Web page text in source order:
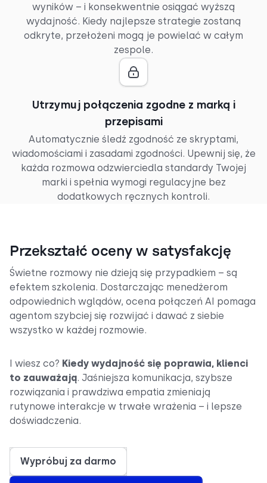
wyników – i konsekwentnie osiągać wyższą
wydajność. Kiedy najlepsze strategie zostaną
odkryte, przełożeni mogą je powielać w całym
zespole.
Utrzymuj połączenia zgodne z marką i
przepisami
Automatycznie śledź zgodność ze skryptami,
wiadomościami i zasadami zgodności. Upewnij się, że
każda rozmowa odzwierciedla standardy Twojej
marki i spełnia wymogi regulacyjne bez
dodatkowych ręcznych kontroli.
Przekształć oceny w satysfakcję
Świetne rozmowy nie dzieją się przypadkiem – są
efektem szkolenia. Dostarczając menedżerom
odpowiednich wglądów, ocena połączeń AI pomaga
agentom szybciej się rozwijać i dawać z siebie
wszystko w każdej rozmowie.
I wiesz co? Kiedy wydajność się poprawia, klienci
to zauważają. Jaśniejsza komunikacja, szybsze
rozwiązania i prawdziwa empatia zmieniają
rutynowe interakcje w trwałe wrażenia – i lepsze
doświadczenia.
Wypróbuj za darmo